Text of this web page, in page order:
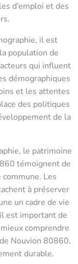
d’emploi et des
il est
population de
qui influent
démographiques
et les attentes
des politiques
de la
le patrimoine
témoignent de
Les
à préserver
un cadre de vie
est important de
comprendre
Nouvion 80860,
durable.